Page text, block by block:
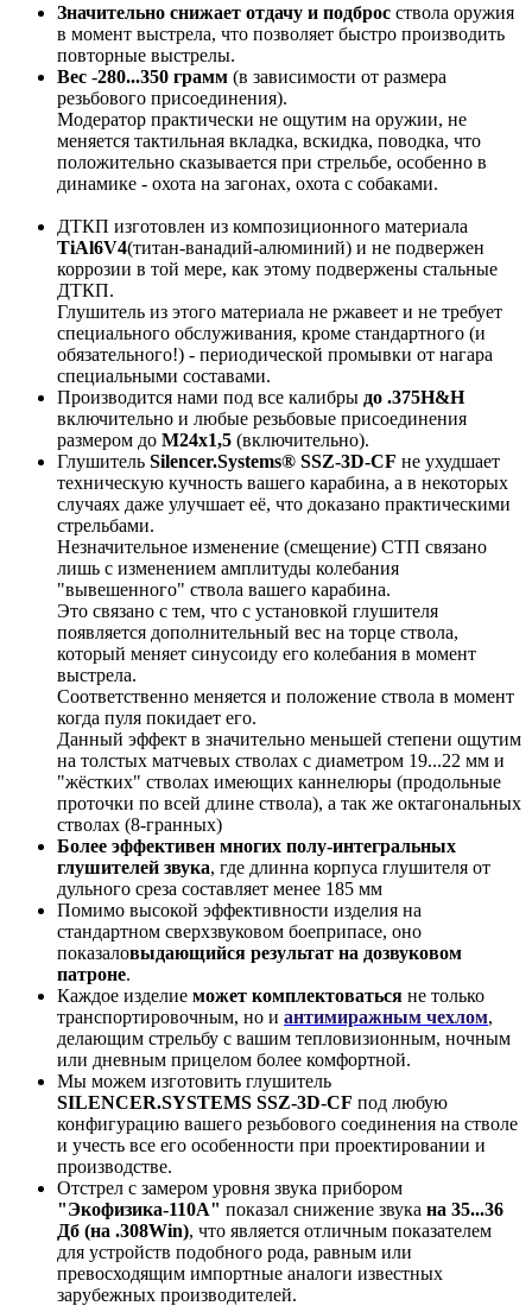
Значительно снижает отдачу и подброс ствола оружия
в момент выстрела, что позволяет быстро производить
повторные выстрелы.
Вес -280...350 грамм (в зависимости от размера
резьбового присоединения).
Модератор практически не ощутим на оружии, не
меняется тактильная вкладка, вскидка, поводка, что
положительно сказывается при стрельбе, особенно в
динамике - охота на загонах, охота с собаками.
ДТКП изготовлен из композиционного материала
TiAl6V4(титан-ванадий-алюминий) и не подвержен
коррозии в той мере, как этому подвержены стальные
ДТКП.
Глушитель из этого материала не ржавеет и не требует
специального обслуживания, кроме стандартного (и
обязательного!) - периодической промывки от нагара
специальными составами.
Производится нами под все калибры до .375H&H
включительно и любые резьбовые присоединения
размером до М24х1,5 (включительно).
Глушитель Silencer.Systems® SSZ-3D-CF не ухудшает
техническую кучность вашего карабина, а в некоторых
случаях даже улучшает её, что доказано практическими
стрельбами.
Незначительное изменение (смещение) СТП связано
лишь с изменением амплитуды колебания
"вывешенного" ствола вашего карабина.
Это связано с тем, что с установкой глушителя
появляется дополнительный вес на торце ствола,
который меняет синусоиду его колебания в момент
выстрела.
Соответственно меняется и положение ствола в момент
когда пуля покидает его.
Данный эффект в значительно меньшей степени ощутим
на толстых матчевых стволах с диаметром 19...22 мм и
"жёстких" стволах имеющих каннелюры (продольные
проточки по всей длине ствола), а так же октагональных
стволах (8-гранных)
Более эффективен многих полу-интегральных
глушителей звука, где длинна корпуса глушителя от
дульного среза составляет менее 185 мм
Помимо высокой эффективности изделия на
стандартном сверхзвуковом боеприпасе, оно
показаловыдающийся результат на дозвуковом
патроне.
Каждое изделие может комплектоваться не только
транспортировочным, но и антимиражным чехлом,
делающим стрельбу с вашим тепловизионным, ночным
или дневным прицелом более комфортной.
Мы можем изготовить глушитель
SILENCER.SYSTEMS SSZ-3D-CF под любую
конфигурацию вашего резьбового соединения на стволе
и учесть все его особенности при проектировании и
производстве.
Отстрел с замером уровня звука прибором
"Экофизика-110А" показал снижение звука на 35...36
Дб (на .308Win), что является отличным показателем
для устройств подобного рода, равным или
превосходящим импортные аналоги известных
зарубежных производителей.